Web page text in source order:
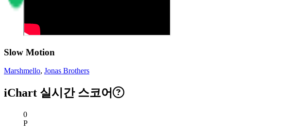
Slow Motion
Marshmello, Jonas Brothers
iChart 실시간 스코어
현재 스코어
0
P